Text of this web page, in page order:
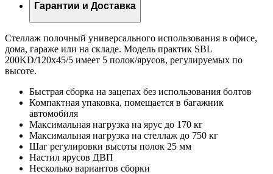
Гарантии и Доставка
Стеллаж полочный универсального использования в офисе,
дома, гараже или на складе. Модель практик SBL
200KD/120x45/5 имеет 5 полок/ярусов, регулируемых по
высоте.
Быстрая сборка на зацепах без использования болтов
Компактная упаковка, помещается в багажник
автомобиля
Максимальная нагрузка на ярус до 170 кг
Максимальная нагрузка на стеллаж до 750 кг
Шаг регулировки высоты полок 25 мм
Настил ярусов ДВП
Несколько вариантов сборки